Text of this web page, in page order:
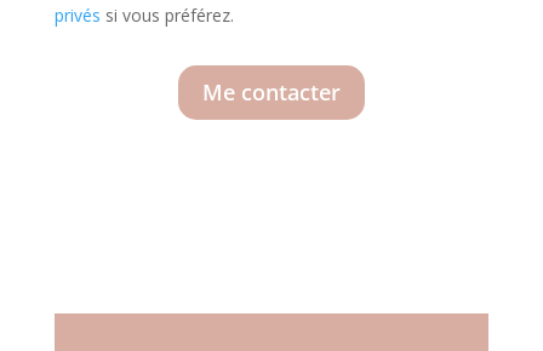
privés si vous préférez.
Me contacter